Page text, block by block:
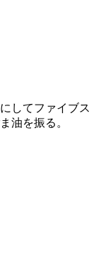
してファイブス
油を振る。